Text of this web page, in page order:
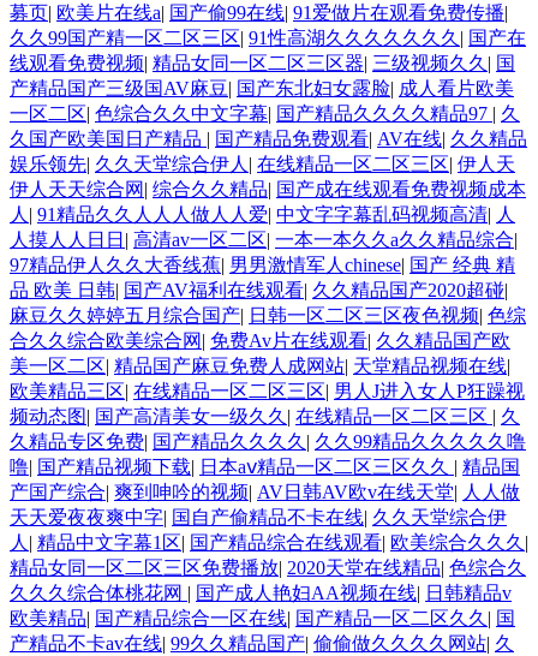
募页| 欧美片在线a| 国产偷99在线| 91爱做片在观看免费传播|
久久99国产精一区二区三区| 91性高湖久久久久久久久 | 国产在
线观看免费视频| 精品女同一区二区三区器| 三级视频久久 | 国
产精品国产三级国AV麻豆| 国产东北妇女露脸| 成人看片欧美
一区二区| 色综合久久中文字幕| 国产精品久久久久精品97 | 久
久国产欧美国日产精品 | 国产精品免费观看| AV在线| 久久精品
娱乐领先| 久久天堂综合伊人 | 在线精品一区二区三区| 伊人天
伊人天天综合网 | 综合久久精品| 国产成在线观看免费视频成本
人 | 91精品久久人人人做人人爱| 中文字字幕乱码视频高清| 人
人摸人人日日 | 高清av一区二区| 一本一本久久a久久精品综合|
97精品伊人久久大香线蕉| 男男激情军人chinese| 国产 经典 精
品 欧美 日韩| 国产AV福利在线观看| 久久精品国产2020超碰|
麻豆久久婷婷五月综合国产| 日韩一区二区三区夜色视频| 色综
合久久综合欧美综合网 | 免费Av片在线观看| 久久精品国产欧
美一区二区| 精品国产麻豆免费人成网站| 天堂精品视频在线|
欧美精品三区| 在线精品一区二区三区| 男人J进入女人P狂躁视
频动态图| 国产高清美女一级久久 | 在线精品一区二区三区 | 久
久精品专区免费| 国产精品久久久久 | 久久99精品久久久久久噜
噜| 国产精品视频下载| 日本aⅴ精品一区二区三区久久 | 精品国
产国产综合| 爽到呻吟的视频| AV日韩AV欧v在线天堂| 人人做
天天爱夜夜爽中字| 国自产偷精品不卡在线| 久久天堂综合伊
人 | 精品中文字幕1区| 国产精品综合在线观看| 欧美综合久久久 |
精品女同一区二区三区免费播放| 2020天堂在线精品| 色综合久
久久久综合体桃花网 | 国产成人艳妇AA视频在线| 日韩精品v
欧美精品| 国产精品综合一区在线| 国产精品一区二区久久 | 国
产精品不卡av在线| 99久久精品国产| 偷偷做久久久久网站| 久